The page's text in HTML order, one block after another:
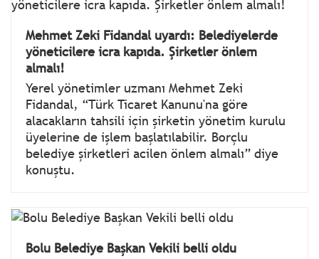
Mehmet Zeki Fidandal uyardı: Belediyelerde
yöneticilere icra kapıda. Şirketler önlem
almalı!
Yerel yönetimler uzmanı Mehmet Zeki
Fidandal, “Türk Ticaret Kanunu'na göre
alacakların tahsili için şirketin yönetim kurulu
üyelerine de işlem başlatılabilir. Borçlu
belediye şirketleri acilen önlem almalı” diye
konuştu.
Bolu Belediye Başkan Vekili belli oldu